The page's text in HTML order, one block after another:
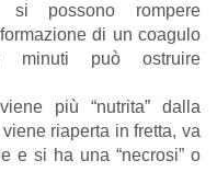
possono rompere
di un coagulo
minuti può ostruire
più “nutrita” dalla
riaperta in fretta, va
e si ha una “necrosi” o